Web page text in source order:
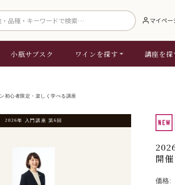
マイペー
小瓶サブスク ワインを探す 講座を探
初心者限定・楽しく学べる講座
開
価格: